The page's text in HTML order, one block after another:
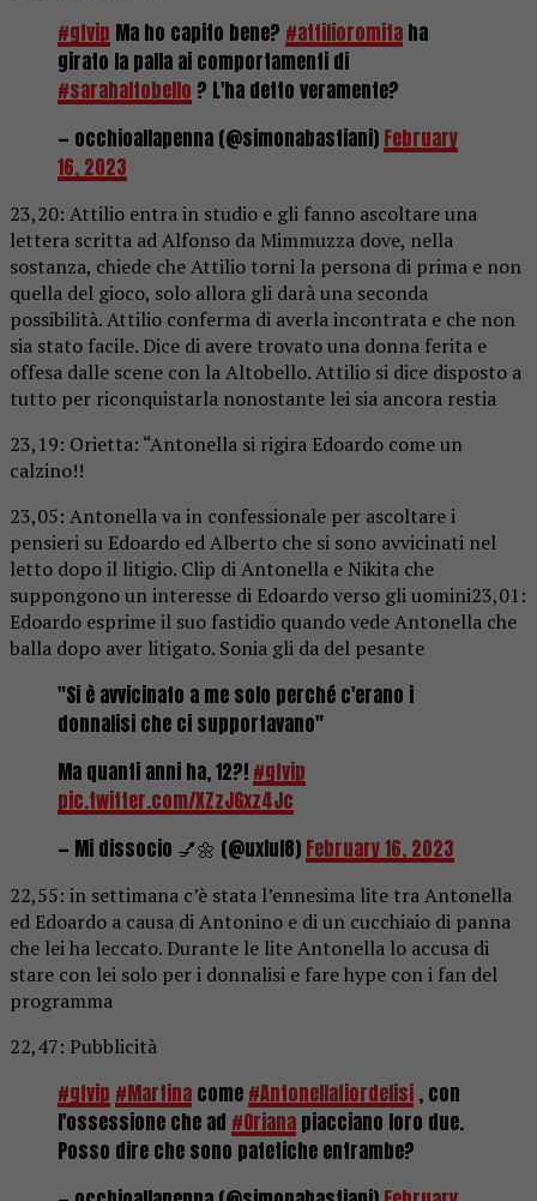
#gfvip Ma ho capito bene? #attilioromita ha
girato la palla ai comportamenti di
#sarahaltobello ? L'ha detto veramente?
— occhioallapenna (@simonabastiani) February
16, 2023
23,20: Attilio entra in studio e gli fanno ascoltare una
lettera scritta ad Alfonso da Mimmuzza dove, nella
sostanza, chiede che Attilio torni la persona di prima e non
quella del gioco, solo allora gli darà una seconda
possibilità. Attilio conferma di averla incontrata e che non
sia stato facile. Dice di avere trovato una donna ferita e
offesa dalle scene con la Altobello. Attilio si dice disposto a
tutto per riconquistarla nonostante lei sia ancora restia
23,19: Orietta: “Antonella si rigira Edoardo come un
calzino!!
23,05: Antonella va in confessionale per ascoltare i
pensieri su Edoardo ed Alberto che si sono avvicinati nel
letto dopo il litigio. Clip di Antonella e Nikita che
suppongono un interesse di Edoardo verso gli uomini23,01:
Edoardo esprime il suo fastidio quando vede Antonella che
balla dopo aver litigato. Sonia gli da del pesante
"Si è avvicinato a me solo perché c'erano i
donnalisi che ci supportavano"
Ma quanti anni ha, 12?! #gfvip
pic.twitter.com/XZzJGxz4Jc
— Mi dissocio 💅🌼 (@uxlul8) February 16, 2023
22,55: in settimana c’è stata l’ennesima lite tra Antonella
ed Edoardo a causa di Antonino e di un cucchiaio di panna
che lei ha leccato. Durante le lite Antonella lo accusa di
stare con lei solo per i donnalisi e fare hype con i fan del
programma
22,47: Pubblicità
#gfvip #Martina come #Antonellafiordelisi , con
l'ossessione che ad #Oriana piacciano loro due.
Posso dire che sono patetiche entrambe?